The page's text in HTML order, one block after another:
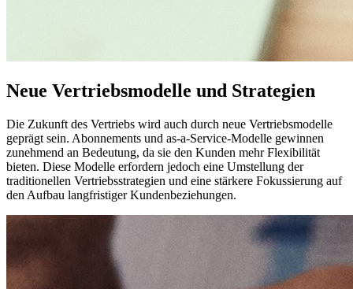
Neue Vertriebsmodelle und Strategien
Die Zukunft des Vertriebs wird auch durch neue Vertriebsmodelle
geprägt sein. Abonnements und as-a-Service-Modelle gewinnen
zunehmend an Bedeutung, da sie den Kunden mehr Flexibilität
bieten. Diese Modelle erfordern jedoch eine Umstellung der
traditionellen Vertriebsstrategien und eine stärkere Fokussierung auf
den Aufbau langfristiger Kundenbeziehungen.